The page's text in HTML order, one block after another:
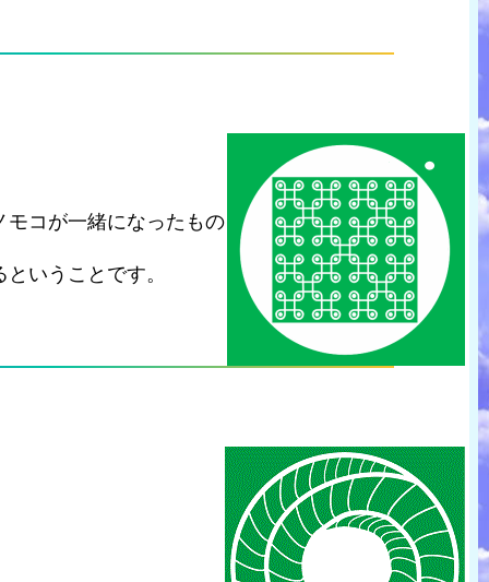
モコが一緒になったもの
いうことです。